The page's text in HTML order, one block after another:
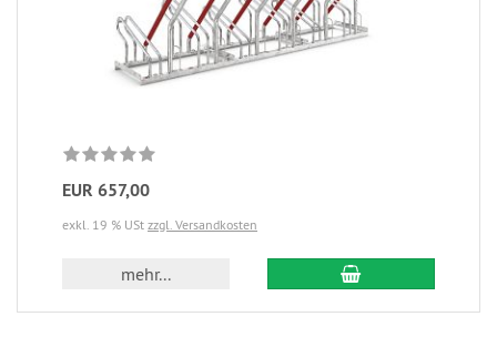
EUR 657,00
exkl. 19 % USt zzgl. Versandkosten
mehr...